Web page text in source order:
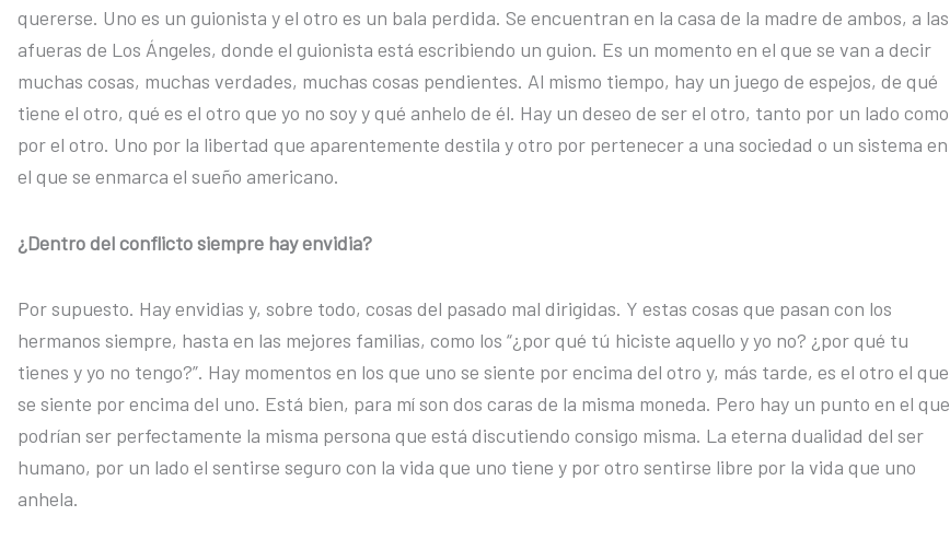
quererse. Uno es un guionista y el otro es un bala perdida. Se encuentran en la casa de la madre de ambos, a las
afueras de Los Ángeles, donde el guionista está escribiendo un guion. Es un momento en el que se van a decir
muchas cosas, muchas verdades, muchas cosas pendientes. Al mismo tiempo, hay un juego de espejos, de qué
tiene el otro, qué es el otro que yo no soy y qué anhelo de él. Hay un deseo de ser el otro, tanto por un lado como
por el otro. Uno por la libertad que aparentemente destila y otro por pertenecer a una sociedad o un sistema en
el que se enmarca el sueño americano.
¿Dentro del conflicto siempre hay envidia?
Por supuesto. Hay envidias y, sobre todo, cosas del pasado mal dirigidas. Y estas cosas que pasan con los
hermanos siempre, hasta en las mejores familias, como los “¿por qué tú hiciste aquello y yo no? ¿por qué tu
tienes y yo no tengo?”. Hay momentos en los que uno se siente por encima del otro y, más tarde, es el otro el que
se siente por encima del uno. Está bien, para mí son dos caras de la misma moneda. Pero hay un punto en el que
podrían ser perfectamente la misma persona que está discutiendo consigo misma. La eterna dualidad del ser
humano, por un lado el sentirse seguro con la vida que uno tiene y por otro sentirse libre por la vida que uno
anhela.